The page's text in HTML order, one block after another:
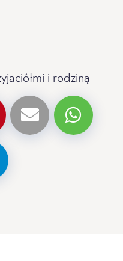
i rodziną